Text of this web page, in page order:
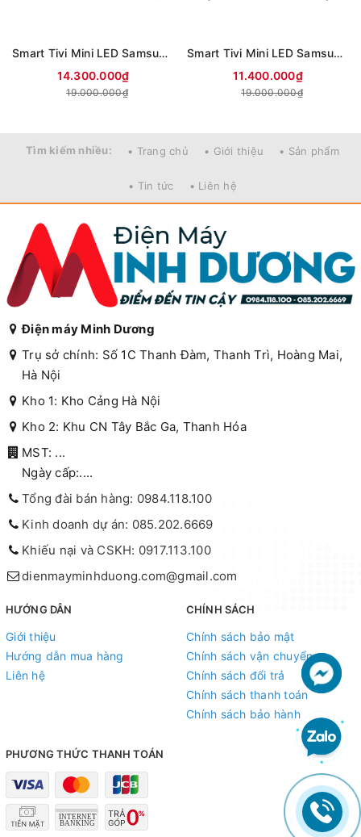
Smart Tivi Mini LED Samsung AI 4K 65 inch UA65M77HA (Mới 2026)
14.300.000₫
19.000.000₫
Smart Tivi Mini LED Samsung AI 4K 55 inch UA55M77HA (Mới 2026)
11.400.000₫
19.000.000₫
Tìm kiếm nhiều: • Trang chủ • Giới thiệu • Sản phẩm
• Tin tức • Liên hệ
Điện máy Minh Dương
Trụ sở chính: Số 1C Thanh Đàm, Thanh Trì, Hoàng Mai,
Hà Nội
Kho 1: Kho Cảng Hà Nội
Kho 2: Khu CN Tây Bắc Ga, Thanh Hóa
MST: ...
Ngày cấp:....
Tổng đài bán hàng: 0984.118.100
Kinh doanh dự án: 085.202.6669
Khiếu nại và CSKH: 0917.113.100
dienmayminhduong.com@gmail.com
HƯỚNG DẪN
Giới thiệu
Hướng dẫn mua hàng
Liên hệ
CHÍNH SÁCH
Chính sách bảo mật
Chính sách vận chuyển
Chính sách đổi trả
Chính sách thanh toán
Chính sách bảo hành
PHƯƠNG THỨC THANH TOÁN